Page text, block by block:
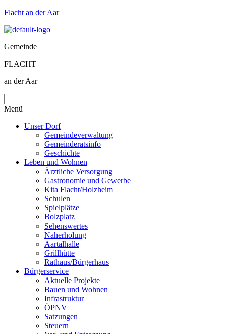
Flacht an der Aar
Gemeinde
FLACHT
an der Aar
Menü
Unser Dorf
Gemeindeverwaltung
Gemeinderatsinfo
Geschichte
Leben und Wohnen
Ärztliche Versorgung
Gastronomie und Gewerbe
Kita Flacht/Holzheim
Schulen
Spielplätze
Bolzplatz
Sehenswertes
Naherholung
Aartalhalle
Grillhütte
Rathaus/Bürgerhaus
Bürgerservice
Aktuelle Projekte
Bauen und Wohnen
Infrastruktur
ÖPNV
Satzungen
Steuern